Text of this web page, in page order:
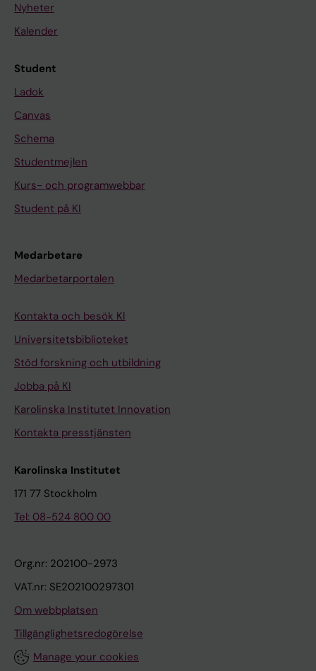
Nyheter
Kalender
Student
Ladok
Canvas
Schema
Studentmejlen
Kurs- och programwebbar
Student på KI
Medarbetare
Medarbetarportalen
Kontakta och besök KI
Universitetsbiblioteket
Stöd forskning och utbildning
Jobba på KI
Karolinska Institutet Innovation
Kontakta presstjänsten
Karolinska Institutet
171 77 Stockholm
Tel: 08-524 800 00
Org.nr: 202100-2973
VAT.nr: SE202100297301
Om webbplatsen
Tillgänglighetsredogörelse
Manage your cookies